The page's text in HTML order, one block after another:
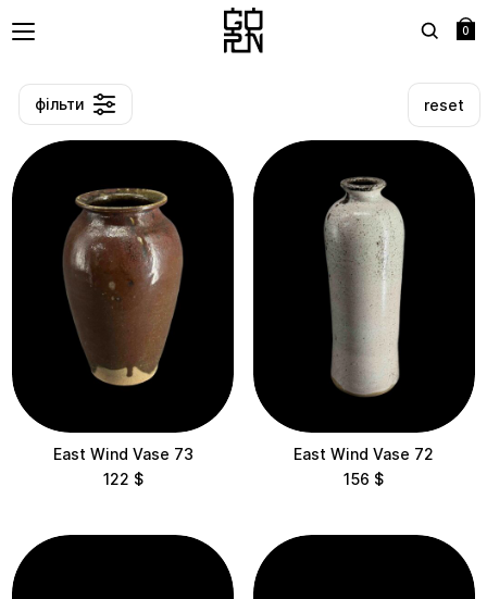
0
фільти reset
Менша Ціна
Більша Ціна
Refine
Сортування
Нове
Менша Ціна
Більша Ціна
Price
До $50 $50 – $100 $100 – $200
$2,000 – $5,000
East Wind Vase 73
122 $
East Wind Vase 72
156 $